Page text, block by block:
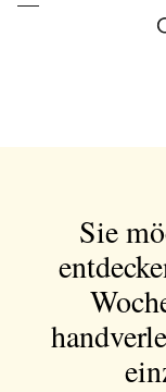
Sie